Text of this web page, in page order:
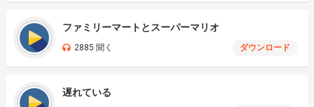
ファミリーマートとスーパーマリオ
2885 聞く ダウンロード
遅れている